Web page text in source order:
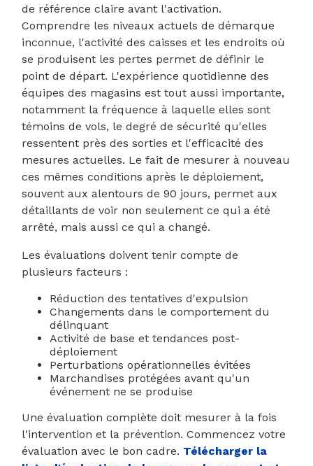
de référence claire avant l'activation.
Comprendre les niveaux actuels de démarque
inconnue, l'activité des caisses et les endroits où
se produisent les pertes permet de définir le
point de départ. L'expérience quotidienne des
équipes des magasins est tout aussi importante,
notamment la fréquence à laquelle elles sont
témoins de vols, le degré de sécurité qu'elles
ressentent près des sorties et l'efficacité des
mesures actuelles. Le fait de mesurer à nouveau
ces mêmes conditions après le déploiement,
souvent aux alentours de 90 jours, permet aux
détaillants de voir non seulement ce qui a été
arrêté, mais aussi ce qui a changé.
Les évaluations doivent tenir compte de
plusieurs facteurs :
Réduction des tentatives d'expulsion
Changements dans le comportement du
délinquant
Activité de base et tendances post-
déploiement
Perturbations opérationnelles évitées
Marchandises protégées avant qu'un
événement ne se produise
Une évaluation complète doit mesurer à la fois
l'intervention et la prévention. Commencez votre
évaluation avec le bon cadre. Télécharger la